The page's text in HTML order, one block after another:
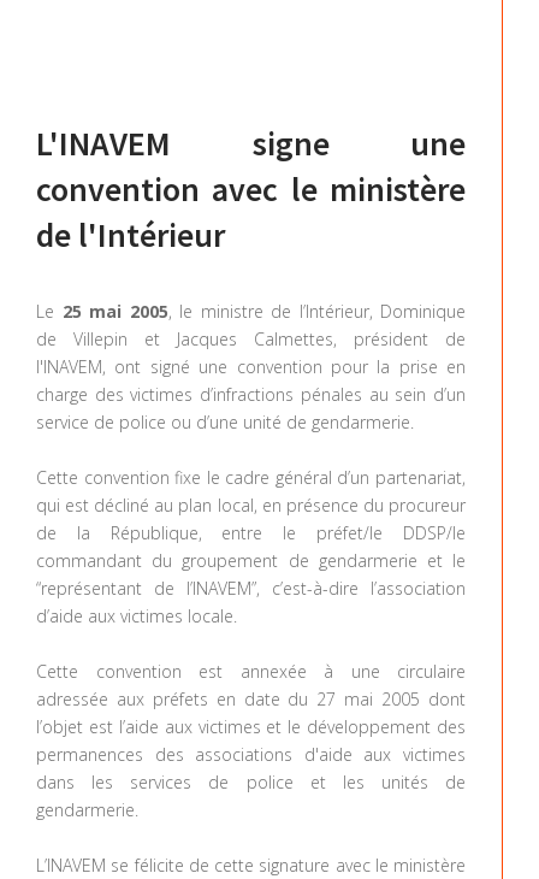
L'INAVEM signe une
convention avec le ministère
de l'Intérieur
Le 25 mai 2005, le ministre de l’Intérieur, Dominique
de Villepin et Jacques Calmettes, président de
l'INAVEM, ont signé une convention pour la prise en
charge des victimes d’infractions pénales au sein d’un
service de police ou d’une unité de gendarmerie.
Cette convention fixe le cadre général d’un partenariat,
qui est décliné au plan local, en présence du procureur
de la République, entre le préfet/le DDSP/le
commandant du groupement de gendarmerie et le
“représentant de l’INAVEM”, c’est-à-dire l’association
d’aide aux victimes locale.
Cette convention est annexée à une circulaire
adressée aux préfets en date du 27 mai 2005 dont
l’objet est l’aide aux victimes et le développement des
permanences des associations d'aide aux victimes
dans les services de police et les unités de
gendarmerie.
L’INAVEM se félicite de cette signature avec le ministère